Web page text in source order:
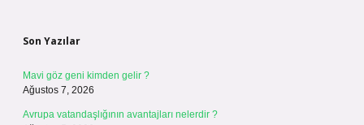
Son Yazılar
Mavi göz geni kimden gelir ?
Ağustos 7, 2026
Avrupa vatandaşlığının avantajları nelerdir ?